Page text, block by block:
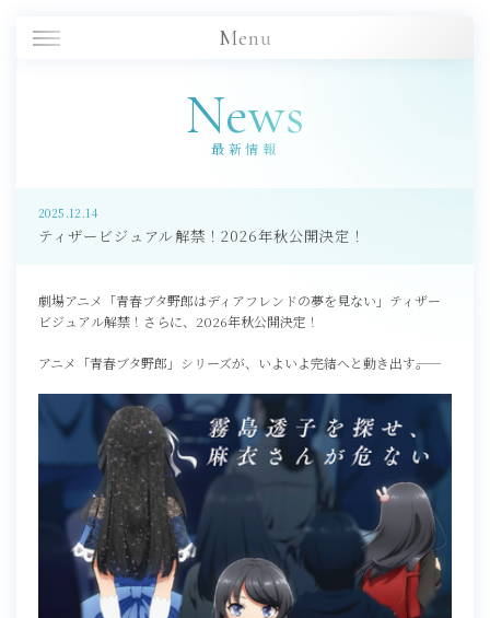
Menu
News
最新情報
2025.12.14
ティザービジュアル解禁！2026年秋公開決定！
劇場アニメ「青春ブタ野郎はディアフレンドの夢を見ない」ティザー
ビジュアル解禁！さらに、2026年秋公開決定！
アニメ「青春ブタ野郎」シリーズが、いよいよ完結へと動き出す――。